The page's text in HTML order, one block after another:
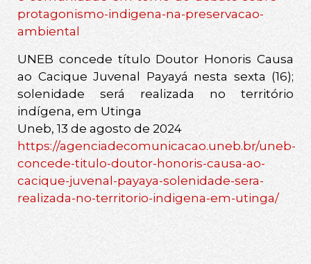
protagonismo-indigena-na-preservacao-
ambiental
UNEB concede título Doutor Honoris Causa
ao Cacique Juvenal Payayá nesta sexta (16);
solenidade será realizada no território
indígena, em Utinga
Uneb, 13 de agosto de 2024
https://agenciadecomunicacao.uneb.br/uneb-
concede-titulo-doutor-honoris-causa-ao-
cacique-juvenal-payaya-solenidade-sera-
realizada-no-territorio-indigena-em-utinga/